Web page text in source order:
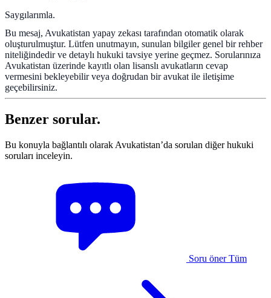
Saygılarımla.
Bu mesaj, Avukatistan yapay zekası tarafından otomatik olarak
oluşturulmuştur. Lütfen unutmayın, sunulan bilgiler genel bir rehber
niteliğindedir ve detaylı hukuki tavsiye yerine geçmez. Sorularınıza
Avukatistan üzerinde kayıtlı olan lisanslı avukatların cevap
vermesini bekleyebilir veya doğrudan bir avukat ile iletişime
geçebilirsiniz.
Benzer sorular.
Bu konuyla bağlantılı olarak Avukatistan’da sorulan diğer hukuki
soruları inceleyin.
Soru öner Tüm